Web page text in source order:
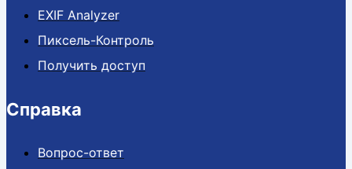
EXIF Analyzer
Пиксель-Контроль
Получить доступ
Справка
Вопрос-ответ